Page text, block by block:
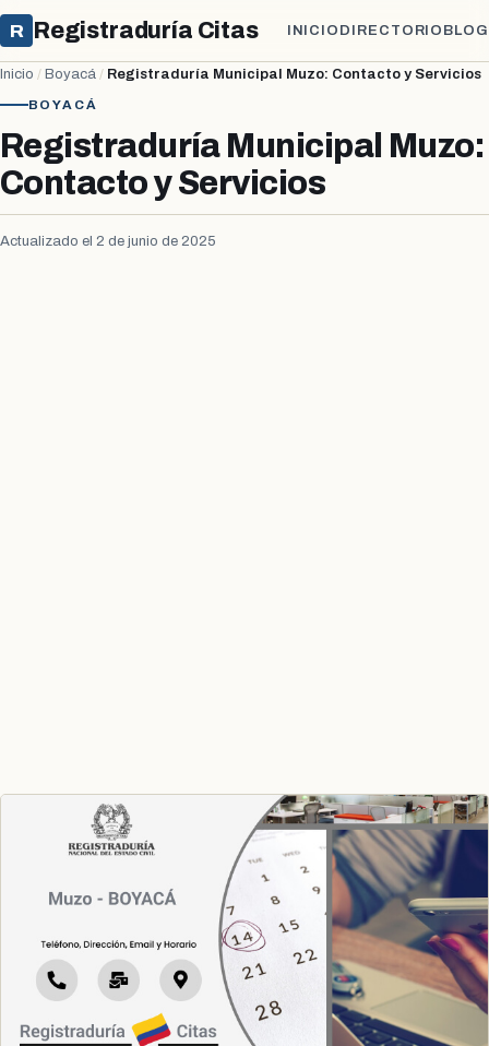
R Registraduría Citas INICIO DIRECTORIO BLOG
Inicio / Boyacá / Registraduría Municipal Muzo: Contacto y Servicios
BOYACÁ
Registraduría Municipal Muzo:
Contacto y Servicios
Actualizado el 2 de junio de 2025